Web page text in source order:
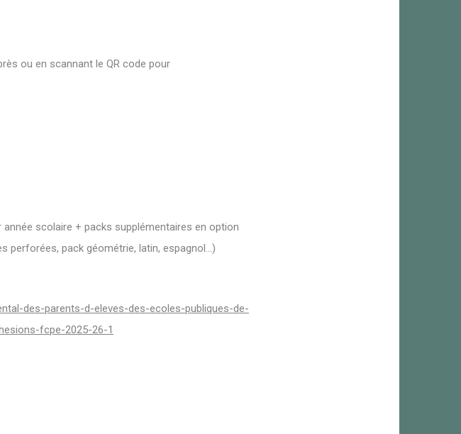
ou en scannant le QR code pour
scolaire + packs supplémentaires en option
pack géométrie, latin, espagnol...)
des-parents-d-eleves-des-ecoles-publiques-de-
fcpe-2025-26-1